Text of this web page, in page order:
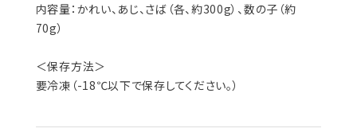
内容量：かれい、あじ、さば（各、約300g）、数の子（約
70g）
＜保存方法＞
要冷凍（-18℃以下で保存してください。）